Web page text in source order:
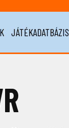
JÁTÉKADATBÁZIS